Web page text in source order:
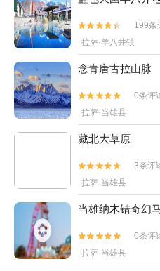


199条
拉萨·羊八井镇
念青唐古拉山脉


0条评
拉萨·当雄县
藏北大草原


3条评
拉萨·当雄县
当雄纳木错奇幻


0条评
拉萨·当雄县